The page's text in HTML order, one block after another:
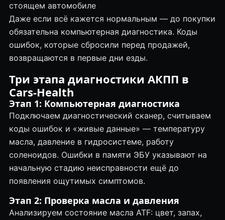
стоящем автомобиле
Даже если всё кажется нормальным — до покупки
обязательна компьютерная диагностика. Коды
ошибок, которые сбросили перед продажей,
возвращаются в первые дни езды.
Три этапа диагностики АКПП в
Cars-Health
Этап 1: Компьютерная диагностика
Подключаем диагностический сканер, считываем
коды ошибок и «живые данные» — температуру
масла, давление в гидросистеме, работу
соленоидов. Ошибки в памяти ЭБУ указывают на
начальную стадию неисправности ещё до
появления ощутимых симптомов.
Этап 2: Проверка масла и давления
Анализируем состояние масла ATF: цвет, запах,